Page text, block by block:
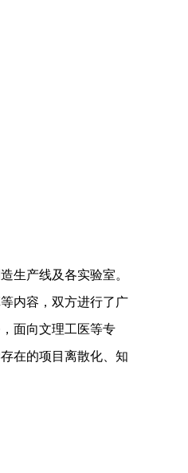
生产线及各实验室。
内容，双方进行了广
面向文理工医等专
在的项目离散化、知